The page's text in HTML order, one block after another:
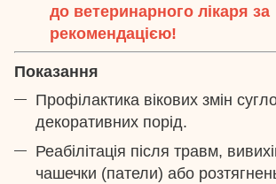
до ветеринарного лікаря за
рекомендацією!
Показання
Профілактика вікових змін
декоративних порід.
Реабілітація після травм,
чашечки (патели) або